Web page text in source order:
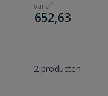
vanaf
€
652,63
2 producten